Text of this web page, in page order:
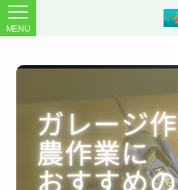
MENU